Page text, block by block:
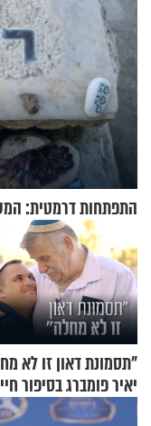
התפתחות דרמטית:
"תסמונת דאון זו לא
יאיר פומברג בסיפור
מעורר השראה